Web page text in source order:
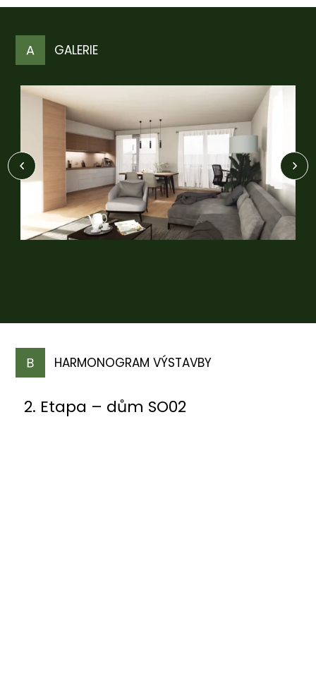
GALERIE
HARMONOGRAM VÝSTAVBY
2. Etapa – dům SO02